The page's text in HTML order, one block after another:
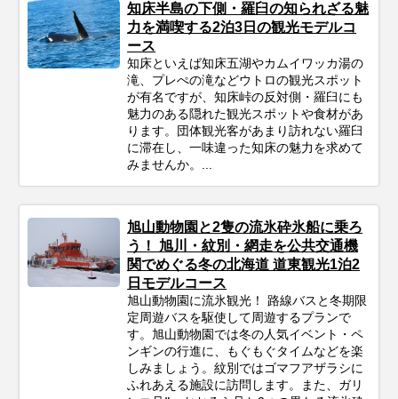
知床半島の下側・羅臼の知られざる魅
力を満喫する2泊3日の観光モデルコ
ース
知床といえば知床五湖やカムイワッカ湯の
滝、プレぺの滝などウトロの観光スポット
が有名ですが、知床峠の反対側・羅臼にも
魅力のある隠れた観光スポットや食材があ
ります。団体観光客があまり訪れない羅臼
に滞在し、一味違った知床の魅力を求めて
みませんか。...
旭山動物園と2隻の流氷砕氷船に乗ろ
う！ 旭川・紋別・網走を公共交通機
関でめぐる冬の北海道 道東観光1泊2
日モデルコース
旭山動物園に流氷観光！ 路線バスと冬期限
定周遊バスを駆使して周遊するプランで
す。旭山動物園では冬の人気イベント・ペ
ンギンの行進に、もぐもぐタイムなどを楽
しみましょう。紋別ではゴマフアザラシに
ふれあえる施設に訪問します。また、ガリ